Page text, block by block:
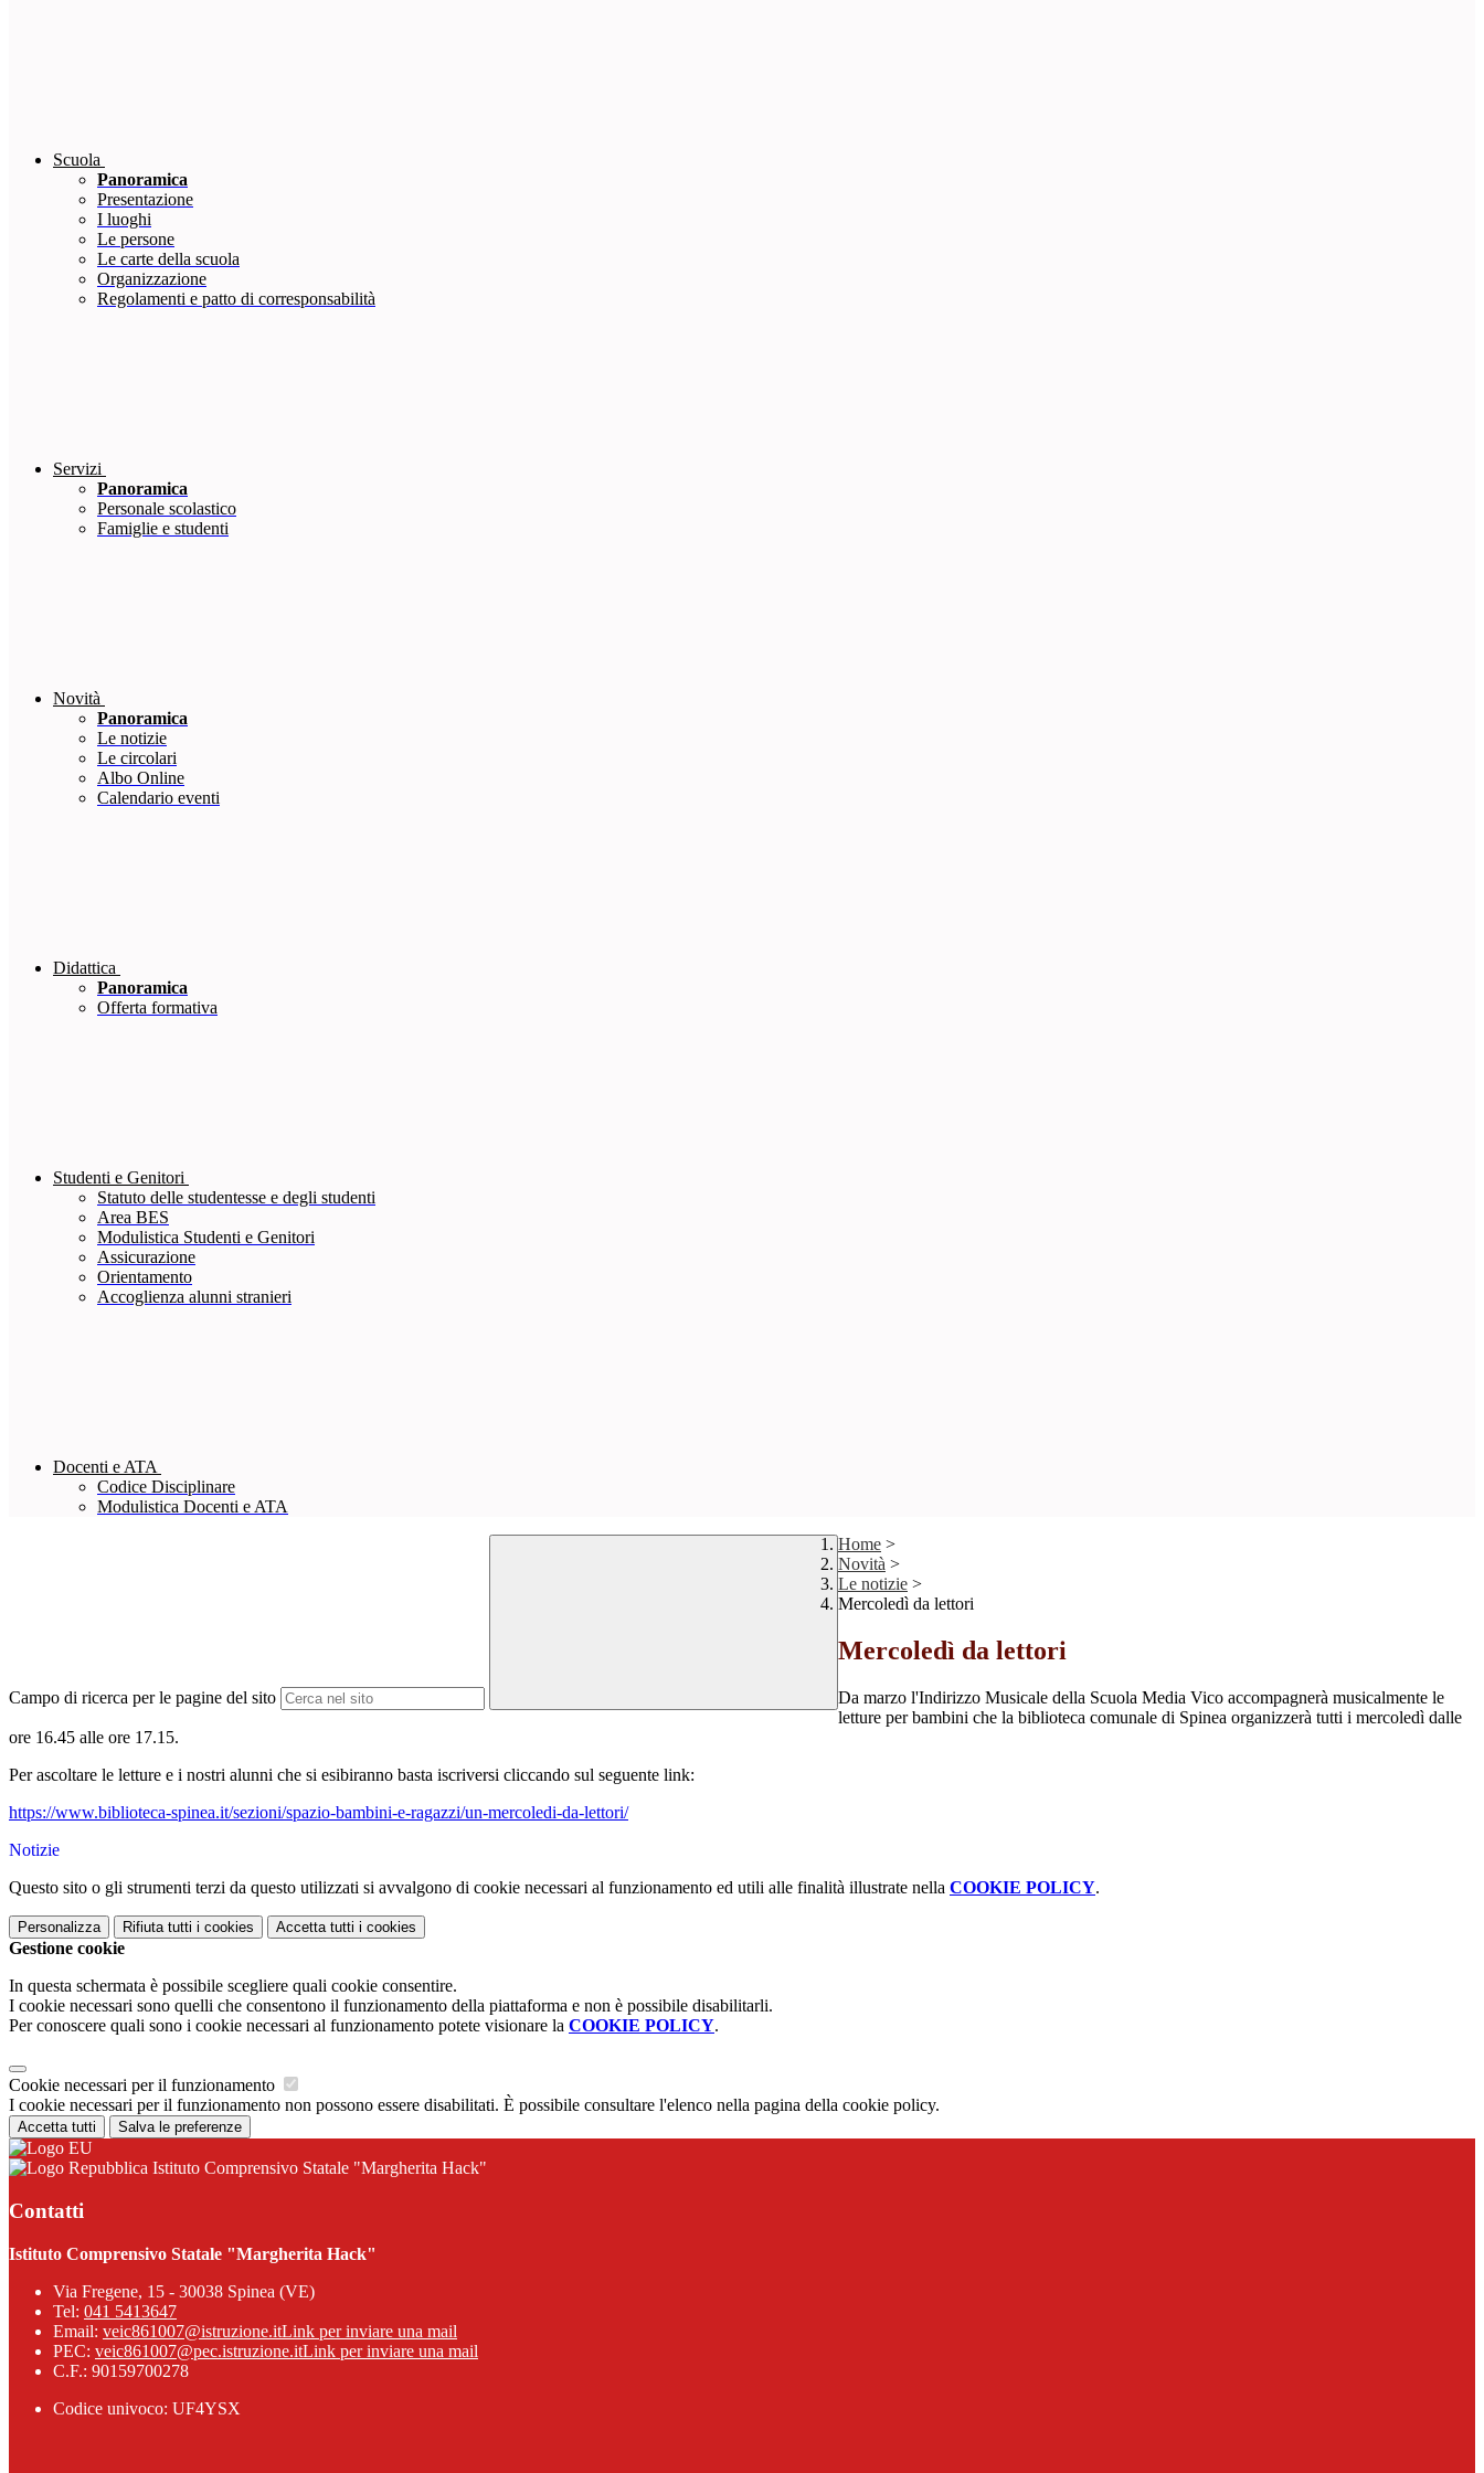
Scuola
Panoramica
Presentazione
I luoghi
Le persone
Le carte della scuola
Organizzazione
Regolamenti e patto di corresponsabilità
Servizi
Panoramica
Personale scolastico
Famiglie e studenti
Novità
Panoramica
Le notizie
Le circolari
Albo Online
Calendario eventi
Didattica
Panoramica
Offerta formativa
Studenti e Genitori
Statuto delle studentesse e degli studenti
Area BES
Modulistica Studenti e Genitori
Assicurazione
Orientamento
Accoglienza alunni stranieri
Docenti e ATA
Codice Disciplinare
Modulistica Docenti e ATA
Campo di ricerca per le pagine del sito
Home >
Novità >
Le notizie >
Mercoledì da lettori
Mercoledì da lettori
Da marzo l'Indirizzo Musicale della Scuola Media Vico accompagnerà musicalmente le
letture per bambini che la biblioteca comunale di Spinea organizzerà tutti i mercoledì dalle
ore 16.45 alle ore 17.15.
Per ascoltare le letture e i nostri alunni che si esibiranno basta iscriversi cliccando sul seguente link:
https://www.biblioteca-spinea.it/sezioni/spazio-bambini-e-ragazzi/un-mercoledi-da-lettori/
Notizie
Questo sito o gli strumenti terzi da questo utilizzati si avvalgono di cookie necessari al funzionamento ed utili alle finalità illustrate nella COOKIE POLICY.
Personalizza Rifiuta tutti i cookies Accetta tutti i cookies
Gestione cookie
In questa schermata è possibile scegliere quali cookie consentire.
I cookie necessari sono quelli che consentono il funzionamento della piattaforma e non è possibile disabilitarli.
Per conoscere quali sono i cookie necessari al funzionamento potete visionare la COOKIE POLICY.
Cookie necessari per il funzionamento
I cookie necessari per il funzionamento non possono essere disabilitati. È possibile consultare l'elenco nella pagina della cookie policy.
Accetta tutti Salva le preferenze
Istituto Comprensivo Statale "Margherita Hack"
Contatti
Istituto Comprensivo Statale "Margherita Hack"
Via Fregene, 15 - 30038 Spinea (VE)
Tel: 041 5413647
Email: veic861007@istruzione.itLink per inviare una mail
PEC: veic861007@pec.istruzione.itLink per inviare una mail
C.F.: 90159700278
Codice univoco: UF4YSX